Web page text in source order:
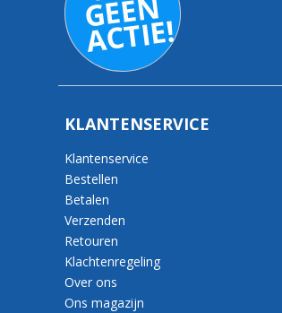
N
E!
KLANTENSERVICE
Klantenservice
Bestellen
Betalen
Verzenden
Retouren
Klachtenregeling
Over ons
Ons magazijn